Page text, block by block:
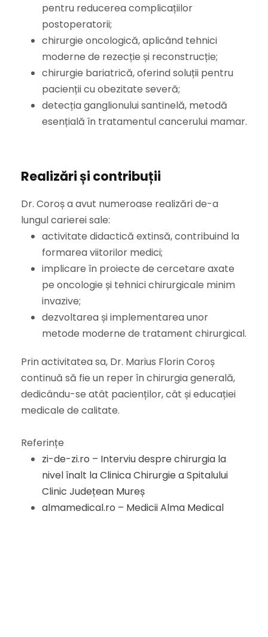
pentru reducerea complicațiilor
postoperatorii;
chirurgie oncologică, aplicând tehnici
moderne de rezecție și reconstrucție;
chirurgie bariatrică, oferind soluții pentru
pacienții cu obezitate severă;
detecția ganglionului santinelă, metodă
esențială în tratamentul cancerului mamar.
Realizări și contribuții
Dr. Coroș a avut numeroase realizări de-a
lungul carierei sale:
activitate didactică extinsă, contribuind la
formarea viitorilor medici;
implicare în proiecte de cercetare axate
pe oncologie și tehnici chirurgicale minim
invazive;
dezvoltarea și implementarea unor
metode moderne de tratament chirurgical.
Prin activitatea sa, Dr. Marius Florin Coroș
continuă să fie un reper în chirurgia generală,
dedicându-se atât pacienților, cât și educației
medicale de calitate.
Referințe
zi-de-zi.ro – Interviu despre chirurgia la
nivel înalt la Clinica Chirurgie a Spitalului
Clinic Județean Mureș
almamedical.ro – Medicii Alma Medical